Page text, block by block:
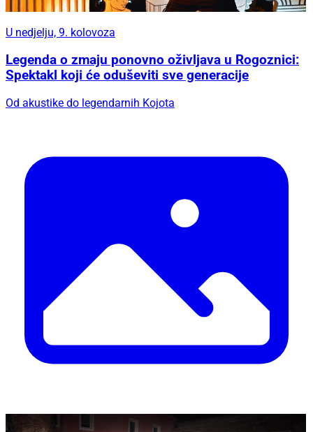
U nedjelju, 9. kolovoza
Legenda o zmaju ponovno oživljava u Rogoznici:
Spektakl koji će oduševiti sve generacije
Od akustike do legendarnih Kojota